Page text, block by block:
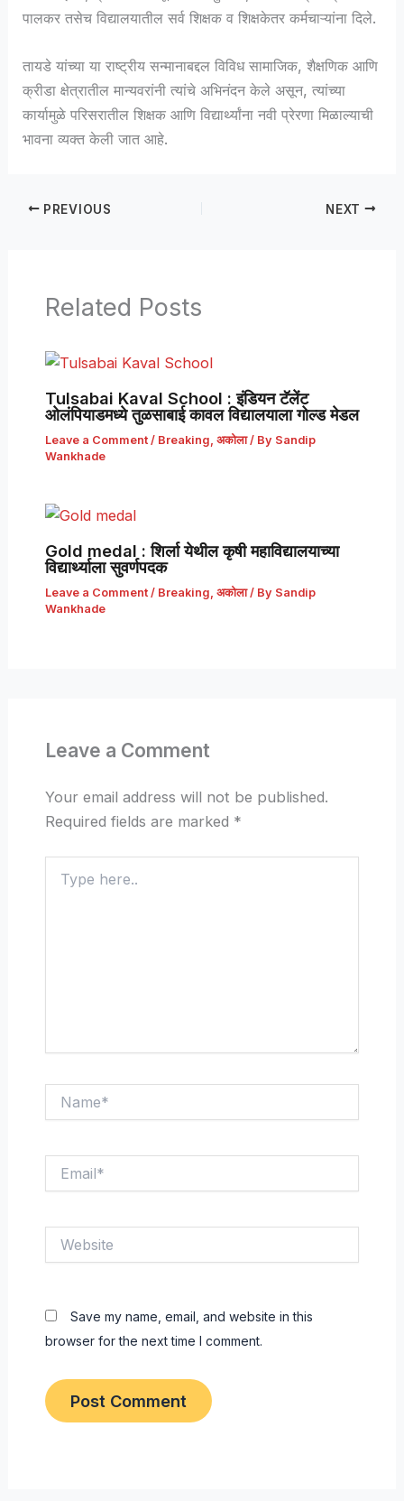
पालकर तसेच विद्यालयातील सर्व शिक्षक व शिक्षकेतर कर्मचाऱ्यांना दिले.
तायडे यांच्या या राष्ट्रीय सन्मानाबद्दल विविध सामाजिक, शैक्षणिक आणि
क्रीडा क्षेत्रातील मान्यवरांनी त्यांचे अभिनंदन केले असून, त्यांच्या
कार्यामुळे परिसरातील शिक्षक आणि विद्यार्थ्यांना नवी प्रेरणा मिळाल्याची
भावना व्यक्त केली जात आहे.
PREVIOUS NEXT
Related Posts
Tulsabai Kaval School : इंडियन टॅलेंट
ओलंपियाडमध्ये तुळसाबाई कावल विद्यालयाला गोल्ड मेडल
Leave a Comment / Breaking, अकोला/ By Sandip
Wankhade
Gold medal : शिर्ला येथील कृषी महाविद्यालयाच्या
विद्यार्थ्याला सुवर्णपदक
Leave a Comment / Breaking अकोला/ By Sandip
Wankhade
Leave a Comment
Your email address will not be published.
Required fields are marked *
here..
Save my name, email, and website in this
browser for the next time I comment.